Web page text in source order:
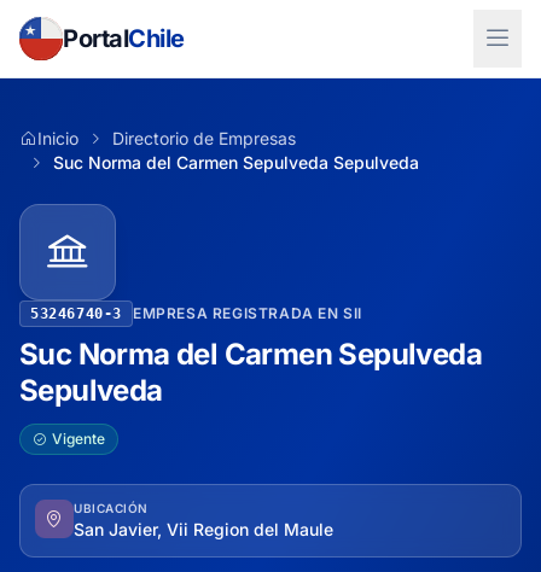
PortalChile
Inicio
Directorio de Empresas
Suc Norma del Carmen Sepulveda Sepulveda
53246740-3 EMPRESA REGISTRADA EN SII
Suc Norma del Carmen Sepulveda
Sepulveda
Vigente
UBICACIÓN
San Javier, Vii Region del Maule